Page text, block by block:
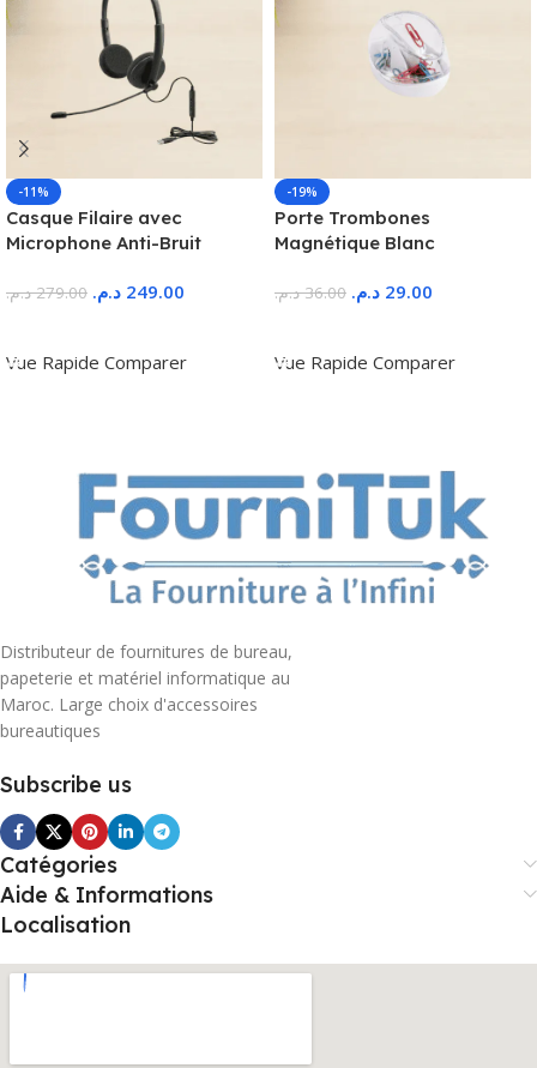
-11%
Casque Filaire avec
Microphone Anti-Bruit
279.00 د.م. 249.00 د.م.
Vue Rapide Comparer
-19%
Porte Trombones
Magnétique Blanc
36.00 د.م. 29.00 د.م.
Vue Rapide Comparer
Distributeur de fournitures de bureau,
papeterie et matériel informatique au
Maroc. Large choix d'accessoires
bureautiques
Subscribe us
Catégories
Aide & Informations
Localisation